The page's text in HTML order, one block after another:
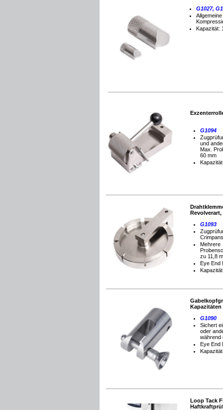
G1027,
Allgemeine
Kapazität:
G1094
und
Max.
60 mm
G1093
Mehrere
zu 11,8
Eye End
Kapazitäten
G1090
Sichert
oder
während
Eye End
Loop Tack